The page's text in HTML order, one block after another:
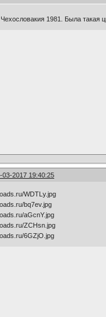
Чехословакия 1981. Была такая
03-2017 19:40:25